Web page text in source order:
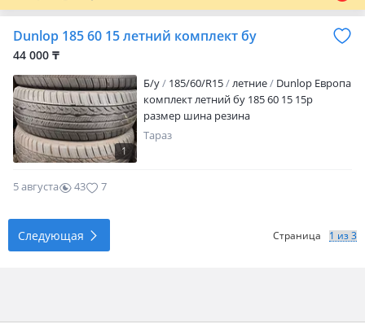
Для тех кто на бронепоезде повторяю,
цена окончательная и указана за 1 шину
Dunlop 185 60 15 летний комплект бу
44 000 ₸
1
Б/у 185/60/R15 летние
Dunlop Европа
комплект летний бу 185 60 15 15р
размер шина резина
Тараз
5 августа 43 7
Следующая Страница